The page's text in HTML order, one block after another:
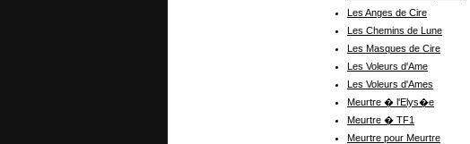
Les Anges de Cire
Les Chemins de Lune
Les Masques de Cire
Les Voleurs d'Ame
Les Voleurs d'Ames
Meurtre � l'Elys�e
Meurtre � TF1
Meurtre pour Meurtre